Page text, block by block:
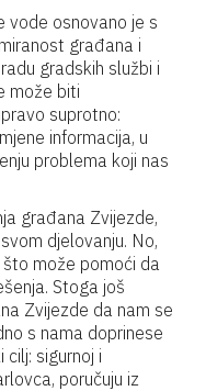
vode osnovano je s
građana i
gradskih službi i
može biti
suprotno:
informacija, u
problema koji nas
građana Zvijezde,
djelovanju. No,
može pomoći da
Stoga još
Zvijezde da nam se
s nama doprinese
sigurnoj i
poručuju iz